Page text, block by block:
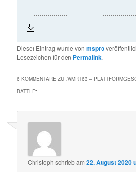
Dieser Eintrag wurde vonmspro
Lesezeichen für den Permalink.
6 KOMMENTARE ZU „WMR163 –
BATTLE“
Christoph schriebam22. August 2020